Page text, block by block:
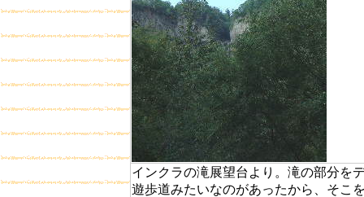
インクラの滝展望台より。滝の部分を
遊歩道みたいなのがあったから、そこ